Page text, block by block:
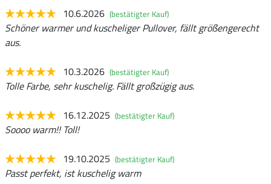
10.6.2026 (bestätigter Kauf)
Schöner warmer und kuscheliger Pullover, fällt größengerecht
aus.
10.3.2026 (bestätigter Kauf)
Tolle Farbe, sehr kuschelig. Fällt großzügig aus.
16.12.2025 (bestätigter Kauf)
Soooo warm!! Toll!
19.10.2025 (bestätigter Kauf)
Passt perfekt, ist kuschelig warm